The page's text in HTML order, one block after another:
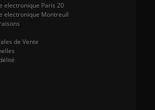
electronique Paris 20
electronique Montreuil
de Vente